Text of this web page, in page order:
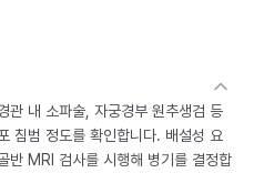
관 내 소파술, 자궁경부 원추생검 등
침범 정도를 확인합니다. 배설성 요
반 MRI 검사를 시행해 병기를 결정합